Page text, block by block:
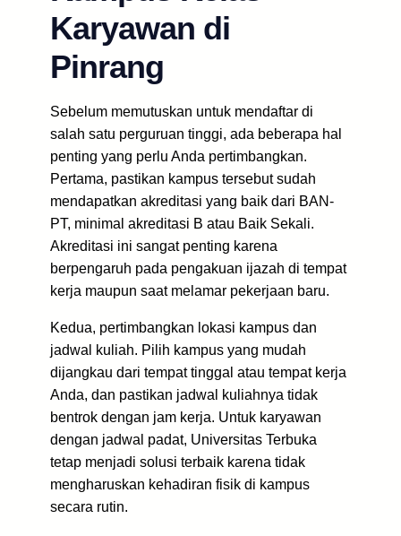
Karyawan di
Pinrang
Sebelum memutuskan untuk mendaftar di
salah satu perguruan tinggi, ada beberapa hal
penting yang perlu Anda pertimbangkan.
Pertama, pastikan kampus tersebut sudah
mendapatkan akreditasi yang baik dari BAN-
PT, minimal akreditasi B atau Baik Sekali.
Akreditasi ini sangat penting karena
berpengaruh pada pengakuan ijazah di tempat
kerja maupun saat melamar pekerjaan baru.
Kedua, pertimbangkan lokasi kampus dan
jadwal kuliah. Pilih kampus yang mudah
dijangkau dari tempat tinggal atau tempat kerja
Anda, dan pastikan jadwal kuliahnya tidak
bentrok dengan jam kerja. Untuk karyawan
dengan jadwal padat, Universitas Terbuka
tetap menjadi solusi terbaik karena tidak
mengharuskan kehadiran fisik di kampus
secara rutin.